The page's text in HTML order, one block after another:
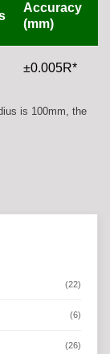
Accuracy
(mm)
±0.005R*
is 100mm, the
(22)
(6)
(26)